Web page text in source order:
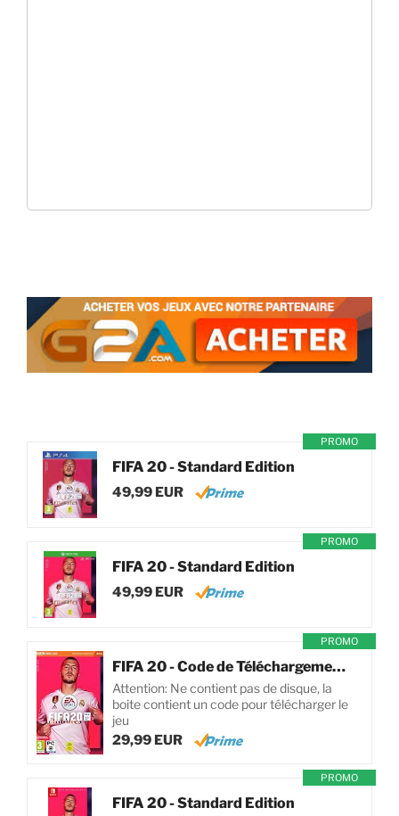
PROMO
FIFA 20 - Standard Edition
49,99 EUR
PROMO
FIFA 20 - Standard Edition
49,99 EUR
PROMO
FIFA 20 - Code de Téléchargement pour PC
Attention: Ne contient pas de disque, la
boite contient un code pour télécharger le
jeu
29,99 EUR
PROMO
FIFA 20 - Standard Edition